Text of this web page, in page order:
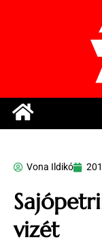
Vona Ildikó
vizét